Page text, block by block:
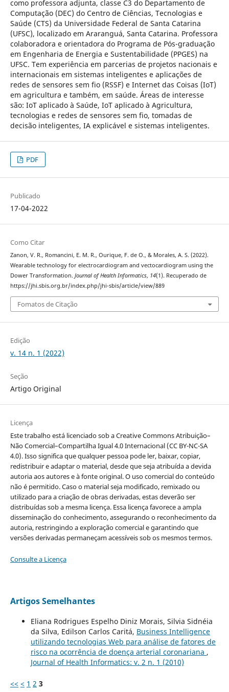
como professora adjunta, classe C3 do Departamento de
Computação (DEC) do Centro de Ciências, Tecnologias e
Saúde (CTS) da Universidade Federal de Santa Catarina
(UFSC), localizado em Araranguá, Santa Catarina. Professora
colaboradora e orientadora do Programa de Pós-graduação
em Engenharia de Energia e Sustentabilidade (PPGES) na
UFSC. Tem experiência em parcerias de projetos nacionais e
internacionais em sistemas inteligentes e aplicações de
redes de sensores sem fio (RSSF) e Internet das Coisas (IoT)
em agricultura e também, em saúde. Áreas de interesse
são: IoT aplicado à Saúde, IoT aplicado à Agricultura,
tecnologias e redes de sensores sem fio, tomadas de
decisão inteligentes, IA explicável e sistemas inteligentes.
PDF
Publicado
17-04-2022
Como Citar
Zanon, V. R., Romancini, E. M. R., Ourique, F. de O., & Morales, A. S. (2022).
Wearable technology for electrocardiogram and vectocardiogram using the
Dower Transformation. Journal of Health Informatics, 14(1). Recuperado de
https://jhi.sbis.org.br/index.php/jhi-sbis/article/view/889
Fomatos de Citação
Edição
v. 14 n. 1 (2022)
Seção
Artigo Original
Licença
Este trabalho está licenciado sob a Creative Commons Atribuição–
Não Comercial–Compartilha Igual 4.0 Internacional (CC BY-NC-SA
4.0). Isso significa que qualquer pessoa pode ler, baixar, copiar,
redistribuir e adaptar o material, desde que seja atribuída a devida
autoria aos autores e à fonte original. O uso comercial do conteúdo
não é permitido. Caso o material seja modificado, remixado ou
utilizado para a criação de obras derivadas, estas deverão ser
distribuídas sob a mesma licença. Essa licença favorece a ampla
disseminação do conhecimento, assegurando o reconhecimento da
autoria, restringindo a exploração comercial e garantindo que
versões derivadas permaneçam acessíveis sob os mesmos termos.
Consulte a Licença
Artigos Semelhantes
Eliana Rodrigues Espelho Diniz Morais, Silvia Sidnéia
da Silva, Edilson Carlos Caritá, Business Intelligence
utilizando tecnologias Web para análise de fatores de
risco na ocorrência de doença arterial coronariana ,
Journal of Health Informatics: v. 2 n. 1 (2010)
<< < 1 2 3